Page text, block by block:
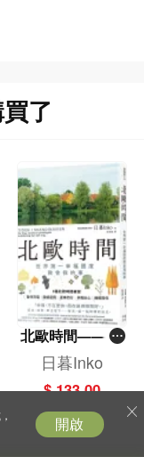
了
北歐時間——世
界第一幸福國度
教會我的事
日暮Inko
$ 133.00
開啟